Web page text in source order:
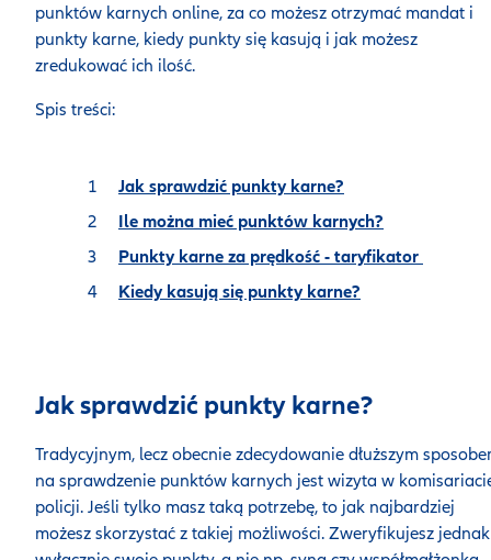
punktów karnych online, za co możesz otrzymać mandat i
punkty karne, kiedy punkty się kasują i jak możesz
zredukować ich ilość.
Spis treści:
Jak sprawdzić punkty karne?
Ile można mieć punktów karnych?
Punkty karne za prędkość - taryfikator
Kiedy kasują się punkty karne?
Jak sprawdzić punkty karne?
Tradycyjnym, lecz obecnie zdecydowanie dłuższym
na sprawdzenie punktów karnych jest wizyta w
policji. Jeśli tylko masz taką potrzebę, to jak najbardziej
możesz skorzystać z takiej możliwości. Zweryfikujesz jednak